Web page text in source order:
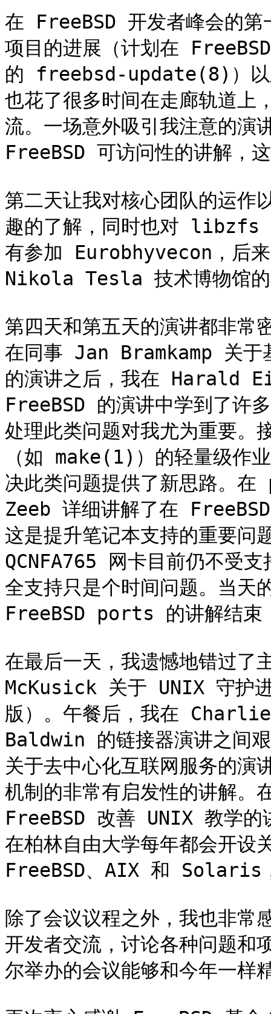
在 FreeBSD 开发者峰会的
项目的进展（计划在
的 freebsd-update(8)）以
也花了很多时间在走廊轨道上
流。一场意外吸引我注意
FreeBSD 可访问性的讲解，
第二天让我对核心团队的运作
趣的了解，同时也对 libzfs
有参加 Eurobhyvecon，后来
Nikola Tesla 技术博物馆的
第四天和第五天的演讲都非常
在同事 Jan Bramkamp 关
的演讲之后，我在 Harald
FreeBSD 的演讲中学到了许
处理此类问题对我尤为重要。
（如 make(1)）的轻量级作
决此类问题提供了新思路。
Zeeb 详细讲解了在
这是提升笔记本支持的重要问
QCNFA765 网卡目前仍不受
全支持只是个时间问题。当
FreeBSD ports 的讲解结束
在最后一天，我遗憾地错过
McKusick 关于 UNIX 守护进
版）。午餐后，我在
Baldwin 的链接器演讲之间
关于去中心化互联网服务的
机制的非常有启发性的讲解。
FreeBSD 改善 UNIX 教学的
在柏林自由大学每年都会开
FreeBSD、AIX 和 Solaris
除了会议议程之外，我也非常
开发者交流，讨论各种问题和
尔举办的会议能够和今年一样